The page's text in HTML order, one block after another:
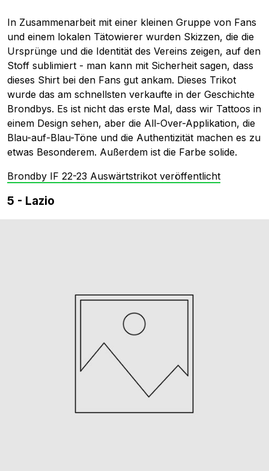
In Zusammenarbeit mit einer kleinen Gruppe von Fans
und einem lokalen Tätowierer wurden Skizzen, die die
Ursprünge und die Identität des Vereins zeigen, auf den
Stoff sublimiert - man kann mit Sicherheit sagen, dass
dieses Shirt bei den Fans gut ankam. Dieses Trikot
wurde das am schnellsten verkaufte in der Geschichte
Brondbys. Es ist nicht das erste Mal, dass wir Tattoos in
einem Design sehen, aber die All-Over-Applikation, die
Blau-auf-Blau-Töne und die Authentizität machen es zu
etwas Besonderem. Außerdem ist die Farbe solide.
Brondby IF 22-23 Auswärtstrikot veröffentlicht
5 - Lazio